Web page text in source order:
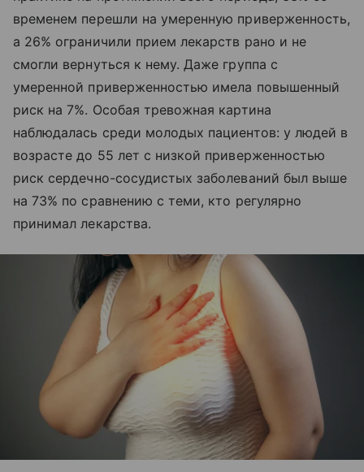
временем перешли на умеренную приверженность,
а 26% ограничили прием лекарств рано и не
смогли вернуться к нему. Даже группа с
умеренной приверженностью имела повышенный
риск на 7%. Особая тревожная картина
наблюдалась среди молодых пациентов: у людей в
возрасте до 55 лет с низкой приверженностью
риск сердечно-сосудистых заболеваний был выше
на 73% по сравнению с теми, кто регулярно
принимал лекарства.